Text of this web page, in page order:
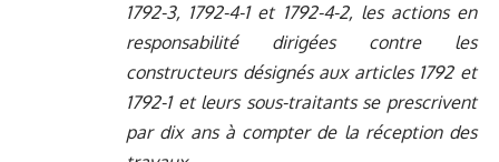
1792-3, 1792-4-1 et 1792-4-2, les actions en
responsabilité dirigées contre les
constructeurs désignés aux articles 1792 et
1792-1 et leurs sous-traitants se prescrivent
par dix ans à compter de la réception des